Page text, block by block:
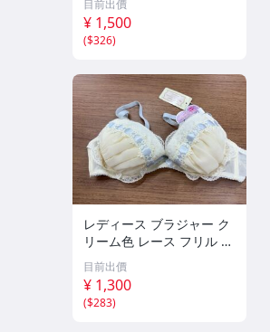
目前出價
¥ 1,500
($326)
レディース ブラジャー ク
リーム色 レース フリル リ
ボン付き
目前出價
¥ 1,300
($283)